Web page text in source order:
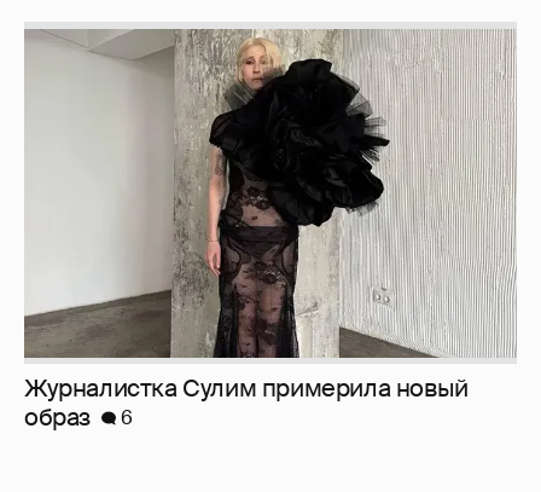
Журналистка Сулим примерила новый